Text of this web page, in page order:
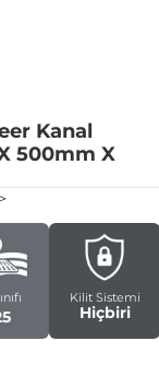
Kanal
500mm X
>
Kilit Sistemi
Hiçbiri